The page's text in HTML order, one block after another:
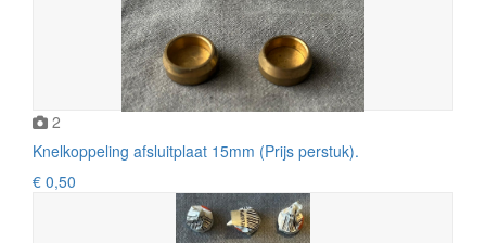
2
Knelkoppeling afsluitplaat 15mm (Prijs perstuk).
€ 0,50